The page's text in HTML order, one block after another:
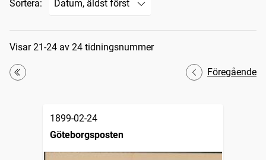
Sortera:
Sökresultat
Visar 21-24 av 24 tidningsnummer
Första
Föregående
1899-02-24
Göteborgsposten